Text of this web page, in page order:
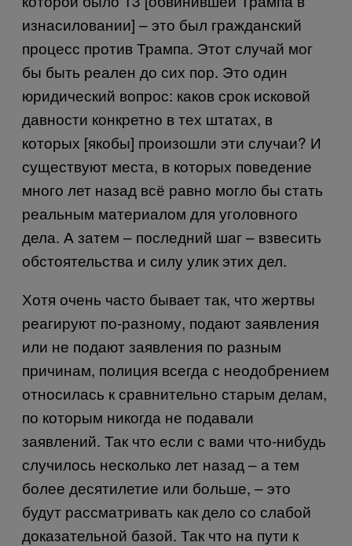
изнасиловании] – это был гражданский
процесс против Трампа. Этот случай мог
бы быть реален до сих пор. Это один
юридический вопрос: каков срок исковой
давности конкретно в тех штатах, в
которых [якобы] произошли эти случаи? И
существуют места, в которых поведение
много лет назад всё равно могло бы стать
реальным материалом для уголовного
дела. А затем – последний шаг – взвесить
обстоятельства и силу улик этих дел.
Хотя очень часто бывает так, что жертвы
реагируют по-разному, подают заявления
или не подают заявления по разным
причинам, полиция всегда с неодобрением
относилась к сравнительно старым делам,
по которым никогда не подавали
заявлений. Так что если с вами что-нибудь
случилось несколько лет назад – а тем
более десятилетие или больше, – это
будут рассматривать как дело со слабой
доказательной базой. Так что на пути к